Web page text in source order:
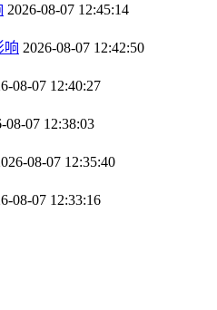
2026-08-07 12:45:14
响 2026-08-07 12:42:50
08-07 12:40:27
08-07 12:38:03
08-07 12:35:40
08-07 12:33:16